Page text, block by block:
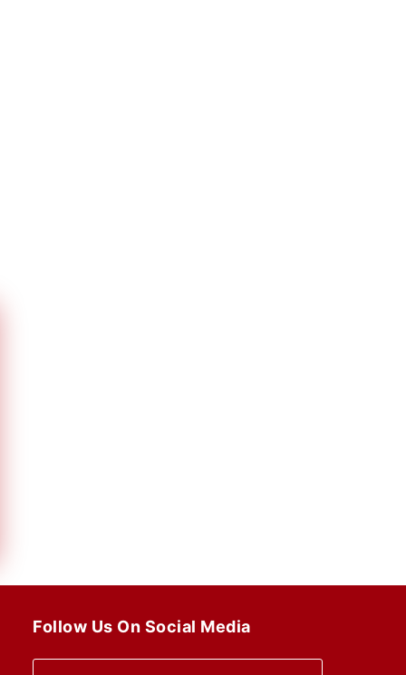
Follow Us On Social Media